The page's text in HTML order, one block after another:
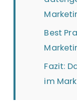
Best
Fazit:
im